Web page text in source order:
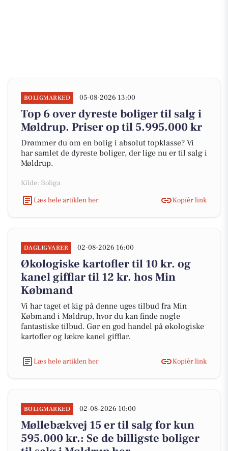
BOLIGMARKED 05-08-2026 13:00
Top 6 over dyreste boliger til salg i
Møldrup. Priser op til 5.995.000 kr
Drømmer du om en bolig i absolut topklasse? Vi
har samlet de dyreste boliger, der lige nu er til salg i
Møldrup.
Kilde: Boliga
Læs hele artiklen her
Kopiér link
DAGLIGVARER 02-08-2026 16:00
Økologiske kartofler til 10 kr. og
kanel gifflar til 12 kr. hos Min
Købmand
Vi har taget et kig på denne uges tilbud fra Min
Købmand i Møldrup, hvor du kan finde nogle
fantastiske tilbud. Gør en god handel på økologiske
kartofler og lækre kanel gifflar.
Læs hele artiklen her Kopiér link
BOLIGMARKED 02-08-2026 10:00
Møllebækvej 15 er til salg for kun
595.000 kr.: Se de billigste boliger